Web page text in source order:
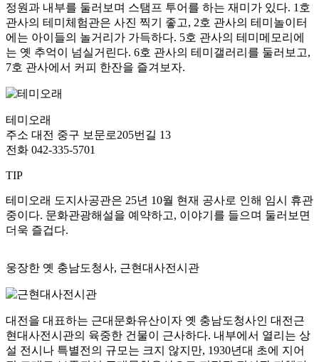
정원과 내부를 둘러보며 스탬프 투어를 하는 재미가 있다. 1호
관사의 테미체험관은 사진 찍기 좋고, 2호 관사의 테미놀이터
에는 아이들의 놀거리가 가득하다. 5호 관사의 테미메모리에
는 옛 추억이 넘실거린다. 6호 관사의 테미갤러리를 둘러보고,
7호 관사에서 커피 한잔을 즐겨보자.
테미오래
주소 대전 중구 보문로205번길 13
전화 042-335-5701
TIP
테미오래 도지사공관은 25년 10월 현재 공사로 인해 임시 휴관
중이다. 문화관광해설을 예약하고, 이야기를 들으며 둘러보면
더욱 즐겁다.
웅장한 옛 충남도청사, 근현대사전시관
대전을 대표하는 근대문화유산이자 옛 충남도청사인 대전근
현대사전시관의 육중한 건물이 근사하다. 내부에서 열리는 상
설 전시나 특별전의 규모는 크지 않지만, 1930년대 초에 지어